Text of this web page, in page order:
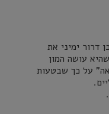
דרור ימיני את
עושה המון
על כך שבטעות